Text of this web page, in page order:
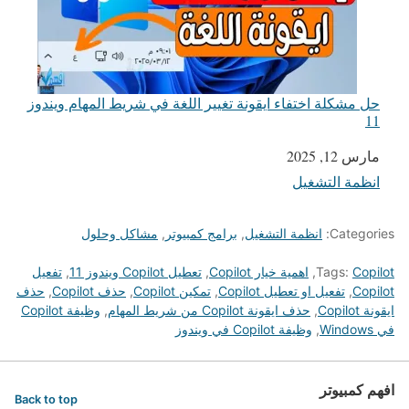
حل مشكلة اختفاء ايقونة تغيير اللغة في شريط المهام ويندوز
11
التاريخ
مارس 12, 2025
في ما يتعلق بما يأتي
انظمة التشغيل
Categories: انظمة التشغيل, برامج كمبيوتر , مشاكل وحلول
Tags: Copilot
, اهمية خيار Copilot , تعطيل Copilot ويندوز 11 , تفعيل
Copilot
, تفعيل او تعطيل Copilot , تمكين Copilot , حذف Copilot , حذف
ايقونة Copilot
, حذف ايقونة Copilot من شريط المهام ,
وظيفة Copilot
في Windows
, وظيفة Copilot في ويندوز
افهم كمبيوتر Back to top